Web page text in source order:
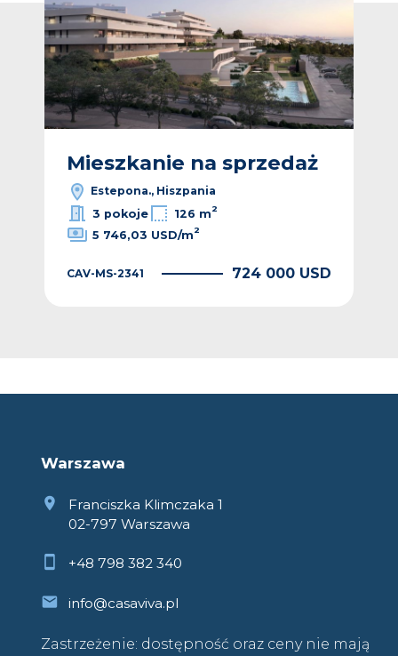
Mieszkanie na sprzedaż
Estepona., Hiszpania
3 pokoje
126 m2
5 746,03 USD/m2
CAV-MS-2341 724 000 USD
Warszawa
Franciszka Klimczaka 1
02-797 Warszawa
+48 798 382 340
info@casaviva.pl
Zastrzeżenie: dostępność oraz ceny nie mają